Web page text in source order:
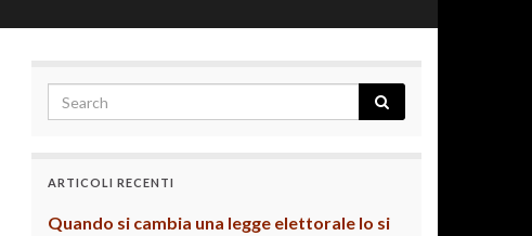
ARTICOLI RECENTI
Quando si cambia una legge elettorale lo si